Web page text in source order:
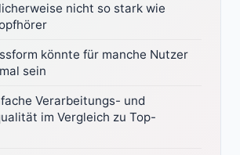
nicht so stark wie
könnte für manche Nutzer
sein
Verarbeitungs- und
im Vergleich zu Top-